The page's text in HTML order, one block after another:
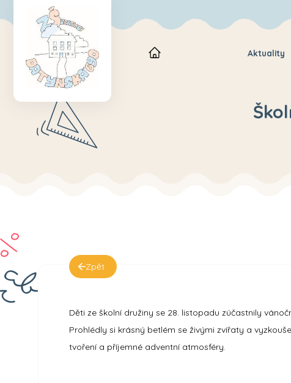
Aktuality
Zpět
Děti ze školní družiny se 28. listopadu zúčastnily
Prohlédly si krásný betlém se živými zvířaty a
tvoření a příjemné adventní atmosféry.